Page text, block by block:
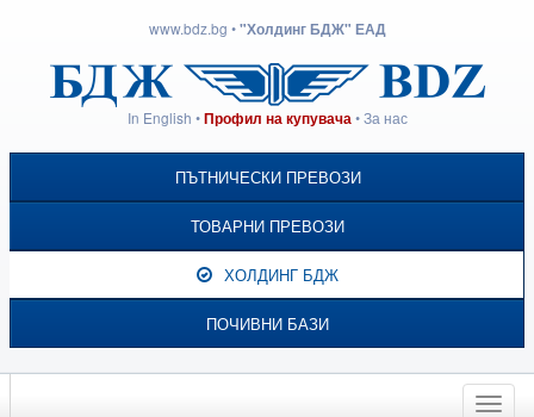
www.bdz.bg •"Холдинг БДЖ" ЕАД
In English •Профил на купувача •За нас
ПЪТНИЧЕСКИ ПРЕВОЗИ
ТОВАРНИ ПРЕВОЗИ
ХОЛДИНГ БДЖ
ПОЧИВНИ БАЗИ
Toggle